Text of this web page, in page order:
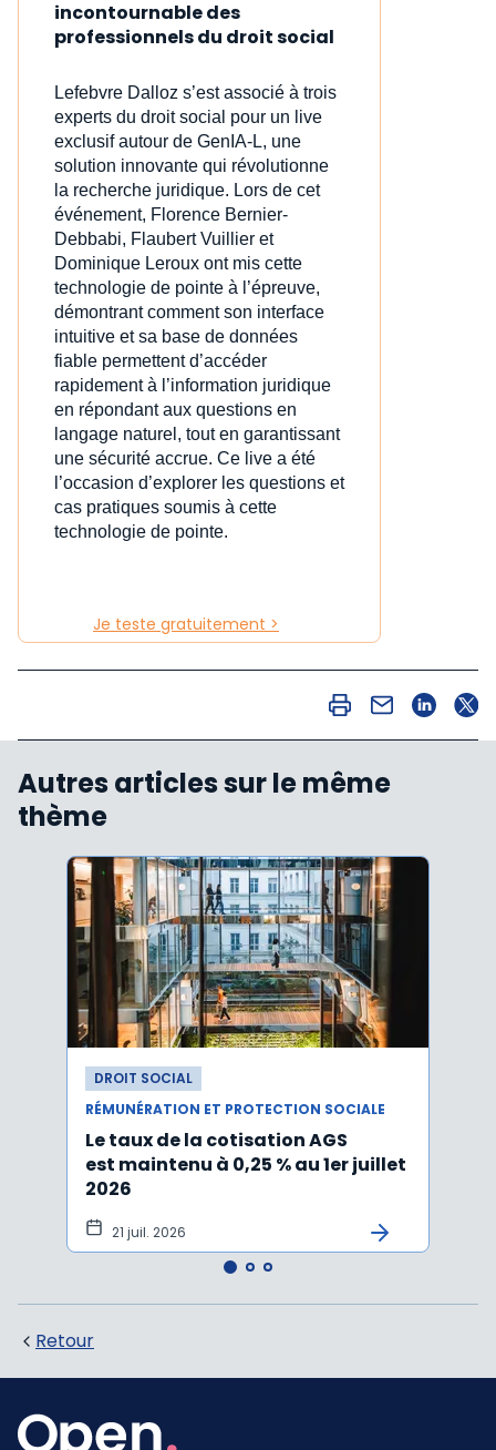
incontournable des
professionnels du droit social
Lefebvre Dalloz s’est associé à trois
experts du droit social pour un live
exclusif autour de GenIA‑L, une
solution innovante qui révolutionne
la recherche juridique. Lors de cet
événement, Florence Bernier-
Debbabi, Flaubert Vuillier et
Dominique Leroux ont mis cette
technologie de pointe à l’épreuve,
démontrant comment son interface
intuitive et sa base de données
fiable permettent d’accéder
rapidement à l’information juridique
en répondant aux questions en
langage naturel, tout en garantissant
une sécurité accrue. Ce live a été
l’occasion d’explorer les questions et
cas pratiques soumis à cette
technologie de pointe.
Je teste gratuitement >
Autres articles sur le même
thème
DROIT SOCIAL
RÉMUNÉRATION ET PROTECTION SOCIALE
Le taux de la cotisation AGS
est maintenu à 0,25 % au 1er juillet
2026
21 juil. 2026
Retour